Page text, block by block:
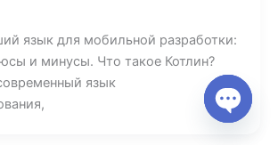
язык для мобильной разработки:
и минусы. Что такое Котлин?
язык
Open